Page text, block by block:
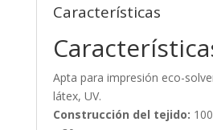
Características
Apta para impresión eco-
látex, UV.
Construcción del tejido: